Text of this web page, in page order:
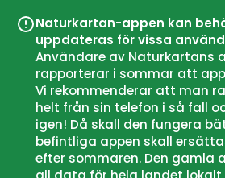
Naturkartan-appen kan
uppdateras för vissa
Användare av Naturkartans
rapporterar i sommar att
Vi rekommenderar att man
helt från sin telefon i så fall
igen! Då skall den fungera
befintliga appen skall
efter sommaren. Den gamla